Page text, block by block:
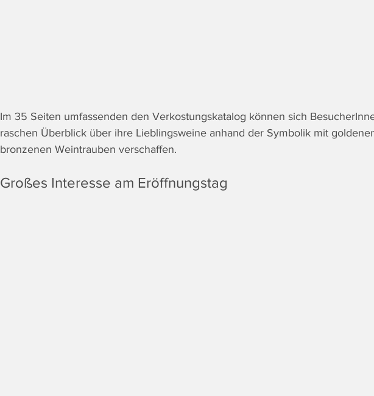
Im 35 Seiten umfassenden den Verkostungskatalog können sich
raschen Überblick über ihre Lieblingsweine anhand der Symbolik mit
bronzenen Weintrauben verschaffen.
Großes Interesse am Eröffnungstag